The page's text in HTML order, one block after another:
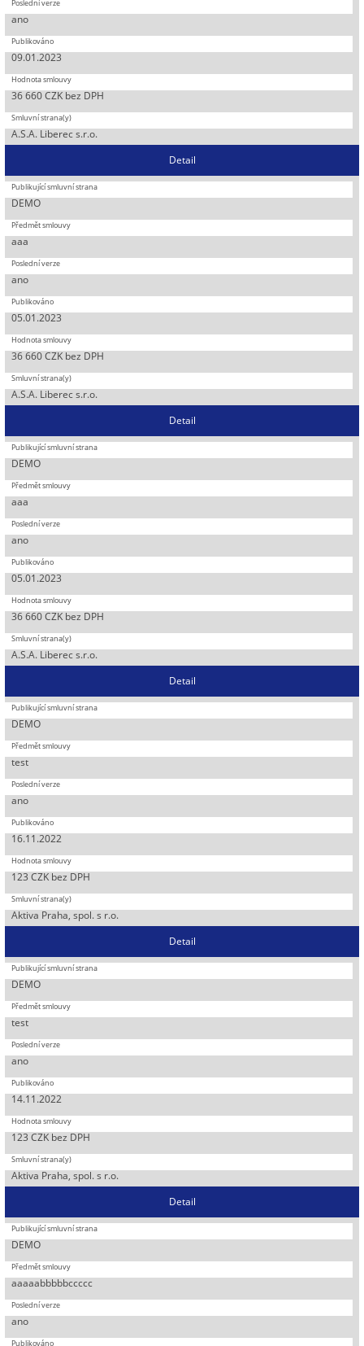
ano
09.01.2023
36 660 CZK bez DPH
A.S.A. Liberec s.r.o.
Detail
DEMO
aaa
ano
05.01.2023
36 660 CZK bez DPH
A.S.A. Liberec s.r.o.
Detail
DEMO
aaa
ano
05.01.2023
36 660 CZK bez DPH
A.S.A. Liberec s.r.o.
Detail
DEMO
test
ano
16.11.2022
123 CZK bez DPH
Aktiva Praha, spol. s r.o.
Detail
DEMO
test
ano
14.11.2022
123 CZK bez DPH
Aktiva Praha, spol. s r.o.
Detail
DEMO
aaaaabbbbbccccc
ano